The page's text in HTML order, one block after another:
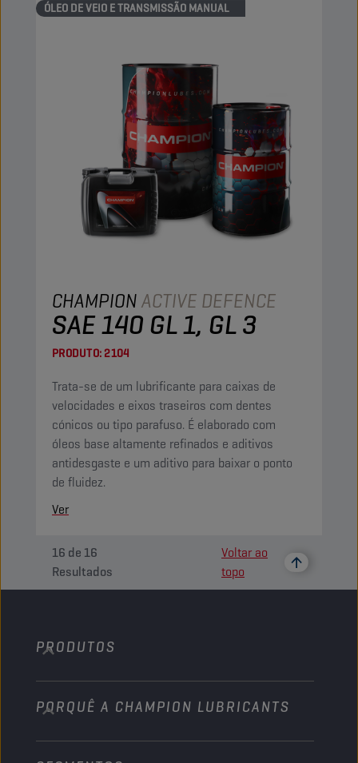
ÓLEO DE VEIO E TRANSMISSÃO MANUAL
CHAMPIONACTIVE DEFENCE
SAE 140 GL 1, GL 3
PRODUTO:2104
Trata-se de um lubrificante para caixas de
velocidades e eixos traseiros com dentes
cónicos ou tipo parafuso. É elaborado com
óleos base altamente refinados e aditivos
antidesgaste e um aditivo para baixar o ponto
de fluidez.
Ver
16 de 16
Resultados
Voltar ao
topo
PRODUTOS
Automóveis de passageiros
Camiões e Autocarros
PORQUÊ A CHAMPION LUBRICANTS